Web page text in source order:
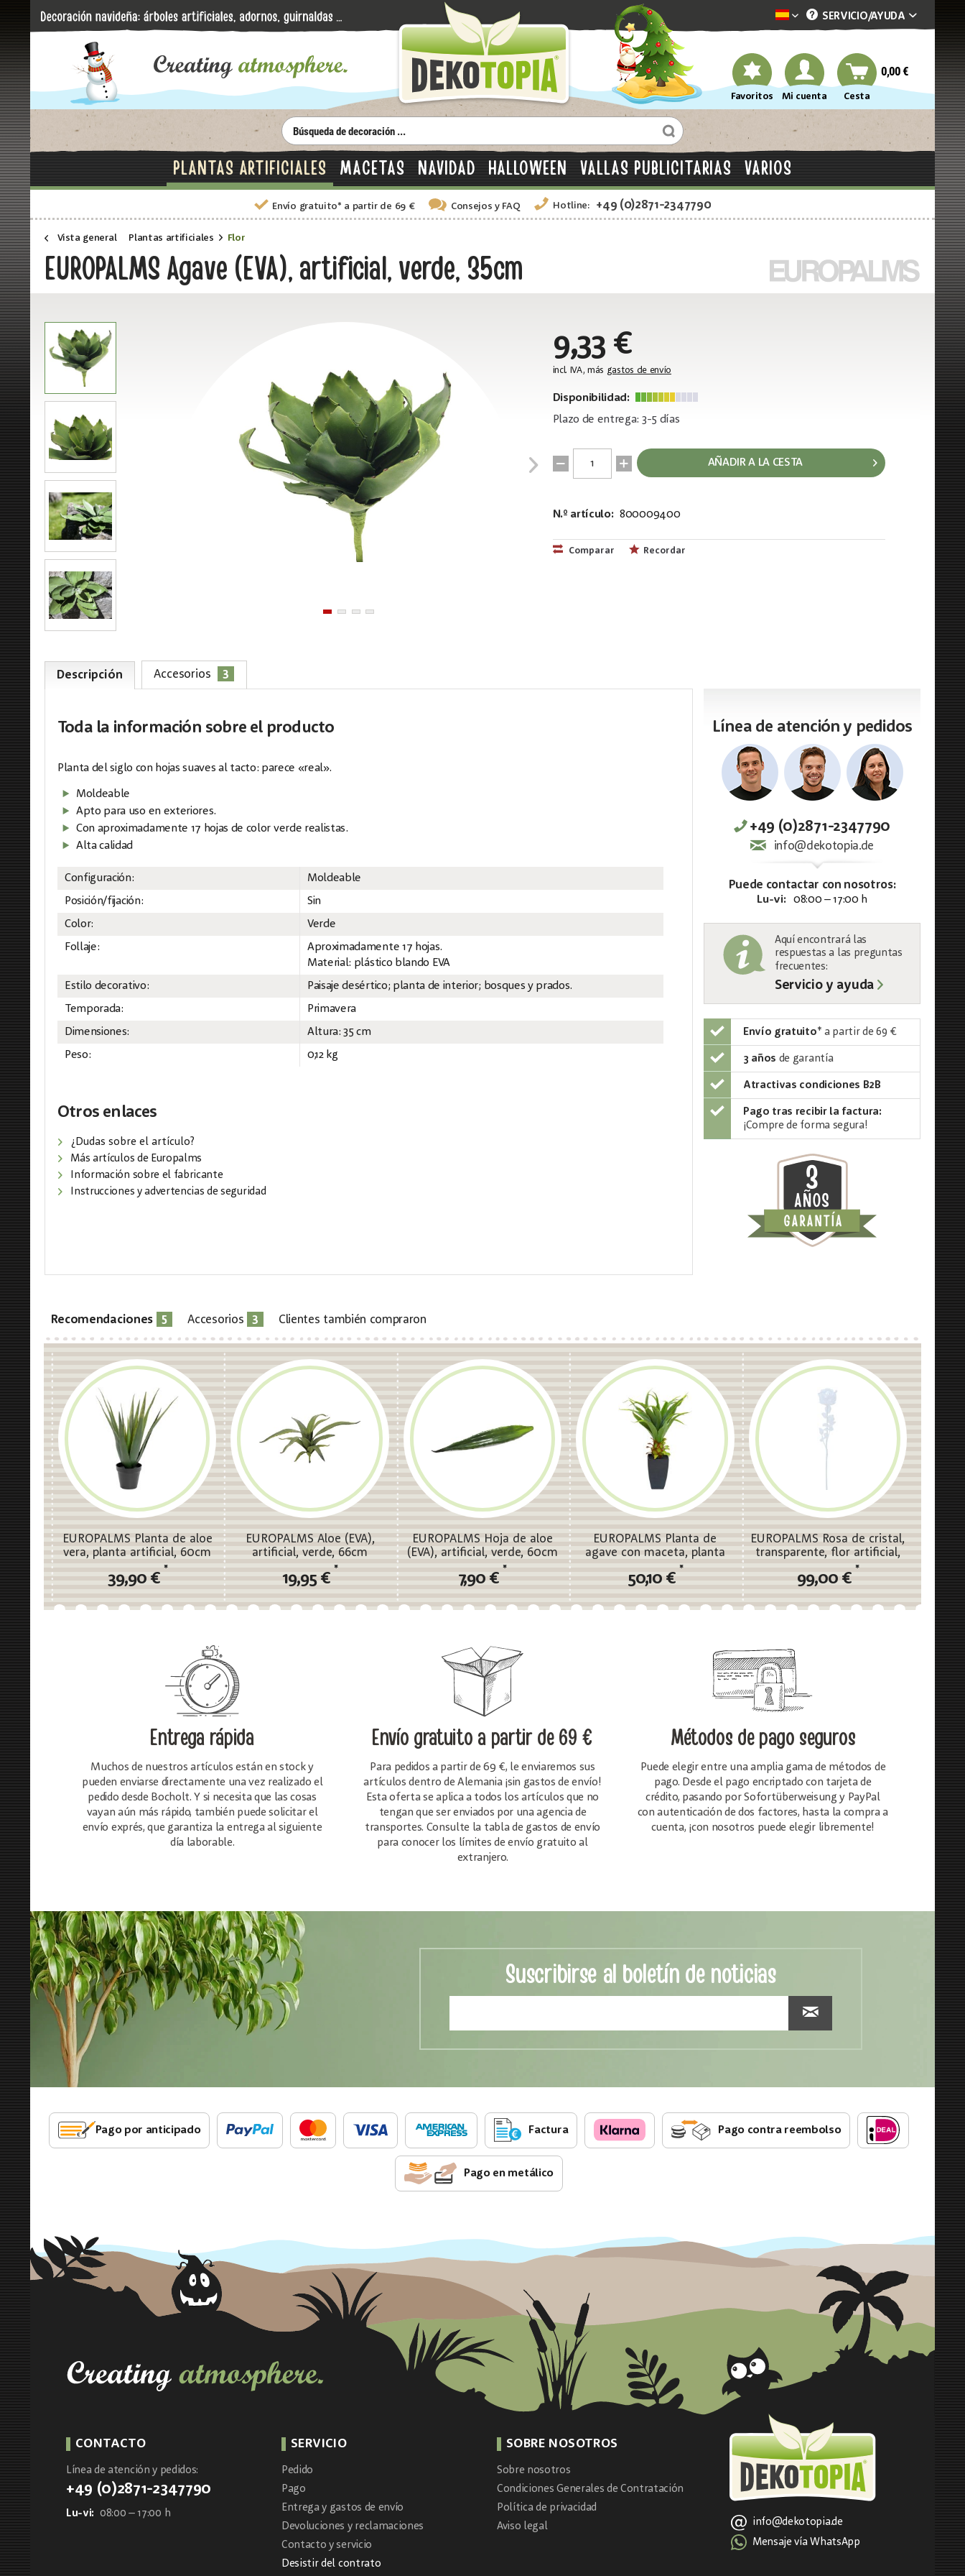
Dekotopia spanisch
SERVICIO/AYUDA
Favoritos Mi cuenta Cesta
0,00 €
PLANTAS ARTIFICIALES MACETAS NAVIDAD HALLOWEEN VALLAS PUBLICITARIAS VARIOS
Envío gratuito* a partir de 69 € Consejos y FAQ Hotline: +49 (0)2871-2347790
Vista general Plantas artificiales Flor
EUROPALMS Agave (EVA), artificial, verde, 35cm
9,33 €
incl. IVA, más gastos de envío
Disponibilidad:
Plazo de entrega: 3-5 días
AÑADIR A LA CESTA
N.º artículo: 800009400
Comparar Recordar
Descripción Accesorios 3
Toda la información sobre el producto
Planta del siglo con hojas suaves al tacto: parece «real».
Moldeable
Apto para uso en exteriores.
Con aproximadamente 17 hojas de color verde realistas.
Alta calidad
Configuración:
Moldeable
Posición/fijación:
Sin
Color:
Verde
Follaje:
Aproximadamente 17 hojas.
Material: plástico blando EVA
Estilo decorativo:
Paisaje desértico; planta de interior; bosques y prados.
Temporada:
Primavera
Dimensiones:
Altura: 35 cm
Peso:
0,12 kg
Otros enlaces
¿Dudas sobre el artículo?
Más artículos de Europalms
Información sobre el fabricante
Instrucciones y advertencias de seguridad
Línea de atención y pedidos
+49 (0)2871-2347790
info@dekotopia.de
Puede contactar con nosotros:
Lu-vi: 08:00 – 17:00 h
Aquí encontrará las
respuestas a las preguntas
frecuentes:
Servicio y ayuda
Envío gratuito* a partir de 69 €
3 años de garantía
Atractivas condiciones B2B
Pago tras recibir la factura:
¡Compre de forma segura!
Recomendaciones 5 Accesorios 3 Clientes también compraron
EUROPALMS Planta de aloe
vera, planta artificial, 60cm
39,90 €
*
EUROPALMS Aloe (EVA),
artificial, verde, 66cm
19,95 €
*
EUROPALMS Hoja de aloe
(EVA), artificial, verde, 60cm
7,90 €
*
EUROPALMS Planta de
agave con maceta, planta
artificial, 75cm
50,10 €
*
EUROPALMS Rosa de cristal,
transparente, flor artificial,
99,00 €
*
Entrega rápida
Muchos de nuestros artículos están en stock y
pueden enviarse directamente una vez realizado el
pedido desde Bocholt. Y si necesita que las cosas
vayan aún más rápido, también puede solicitar el
envío exprés, que garantiza la entrega al siguiente
día laborable.
Envío gratuitoa partir de 69 €
Para pedidos a partir de 69 €, le enviaremos sus
artículos dentro de Alemania ¡sin gastos de envío!
Esta oferta se aplica a todos los artículos que no
tengan que ser enviados por una agencia de
transportes. Consulte la tabla de gastos de envío
para conocer los límites de envío gratuito al
extranjero.
Métodos de pago seguros
Puede elegir entre una amplia gama de métodos de
pago. Desde el pago encriptado con tarjeta de
crédito, pasando por Sofortüberweisung y PayPal
con autenticación de dos factores, hasta la compra a
cuenta, ¡con nosotros puede elegir libremente!
Suscribirse al boletín de noticias
Pago por anticipado Factura Pago contra reembolso
Pago en metálico
CONTACTO
Línea de atención y pedidos:
+49 (0)2871-2347790
Lu-vi: 08:00 – 17:00 h
SERVICIO
Pedido
Pago
Entrega y gastos de envío
Devoluciones y reclamaciones
Contacto y servicio
Desistir del contrato
SOBRE NOSOTROS
Sobre nosotros
Condiciones Generales de Contratación
Política de privacidad
Aviso legal
info@dekotopia.de
Mensaje vía WhatsApp